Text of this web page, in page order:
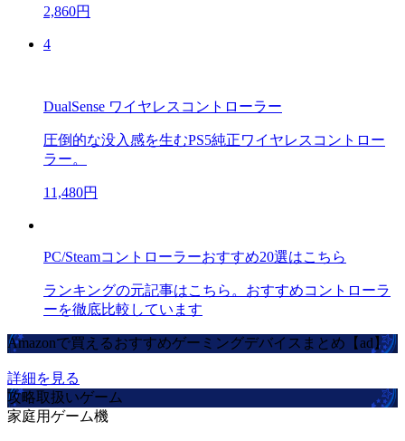
2,860円
4
DualSense ワイヤレスコントローラー
圧倒的な没入感を生むPS5純正ワイヤレスコントロー
ラー。
11,480円
PC/Steamコントローラーおすすめ20選はこちら
ランキングの元記事はこちら。おすすめコントローラ
ーを徹底比較しています
Amazonで買えるおすすめゲーミングデバイスまとめ【ad】
詳細を見る
攻略取扱いゲーム
家庭用ゲーム機